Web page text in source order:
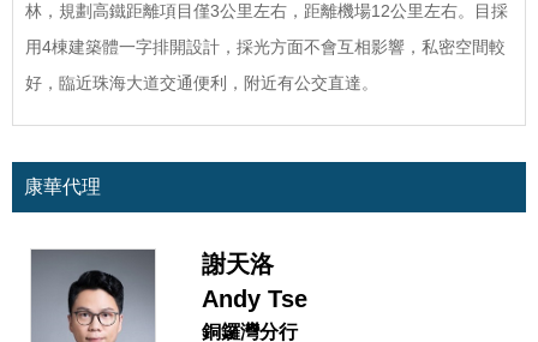
林，規劃高鐵距離項目僅3公里左右，距離機場12公里左右。目採
用4棟建築體一字排開設計，採光方面不會互相影響，私密空間較
好，臨近珠海大道交通便利，附近有公交直達。
康華代理
謝天洛
Andy Tse
銅鑼灣分行